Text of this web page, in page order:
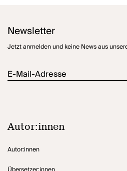
Newsletter
Jetzt anmelden und keine News aus
E-Mail-Adresse
Autor:innen
Autor:innen